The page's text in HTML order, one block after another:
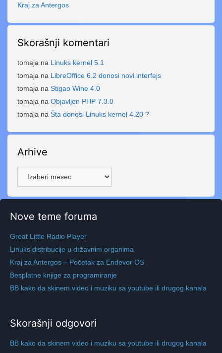
Kraj za Antergos
Skorašnji komentari
tomaja na Linuks kernel 5.1
tomaja na LibreOffice 6.2 donosi novi interfejs
tomaja na Stigao Wine 4.0
tomaja na Objavljen PHP 7.3.0
tomaja na Šta donosi Linuks kernel 4.20 ?
Arhive
Nove teme foruma
Great Little Radio Player
Linuks distribucije u državnim organima
Kraj za Antergos – Početak za Endevor OS
Besplatne knjige za programiranje
BB kako da skinem video i muziku sa youtube ili drugog kanala
Skorašnji odgovori
BB kako da skinem video i muziku sa youtube ili drugog kanala